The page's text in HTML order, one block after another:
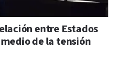
entre Estados
de la tensión